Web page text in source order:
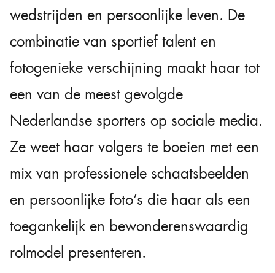
wedstrijden en persoonlijke leven. De
combinatie van sportief talent en
fotogenieke verschijning maakt haar tot
een van de meest gevolgde
Nederlandse sporters op sociale media.
Ze weet haar volgers te boeien met een
mix van professionele schaatsbeelden
en persoonlijke foto’s die haar als een
toegankelijk en bewonderenswaardig
rolmodel presenteren.